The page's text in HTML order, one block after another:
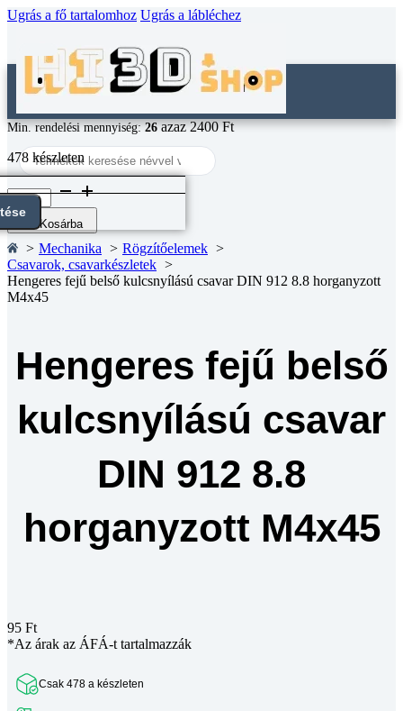
Ugrás a fő tartalomhoz Ugrás a lábléchez
Search
...
Min. rendelési mennyiség:26azaz 2400 Ft
478 készleten
Hengeres
fejű
belső
kulcsnyílású
csavar
DIN
912
8.8
mennyiség
Kosárba
Mechanika
Rögzítőelemek
Csavarok, csavarkészletek
Hengeres fejű belső kulcsnyílású csavar DIN 912 8.8 horganyzott
M4x45
Hengeres fejű belső
kulcsnyílású csavar
DIN 912 8.8
horganyzott M4x45
95 Ft
*Az árak az ÁFÁ-t tartalmazzák
Csak 478 a készleten